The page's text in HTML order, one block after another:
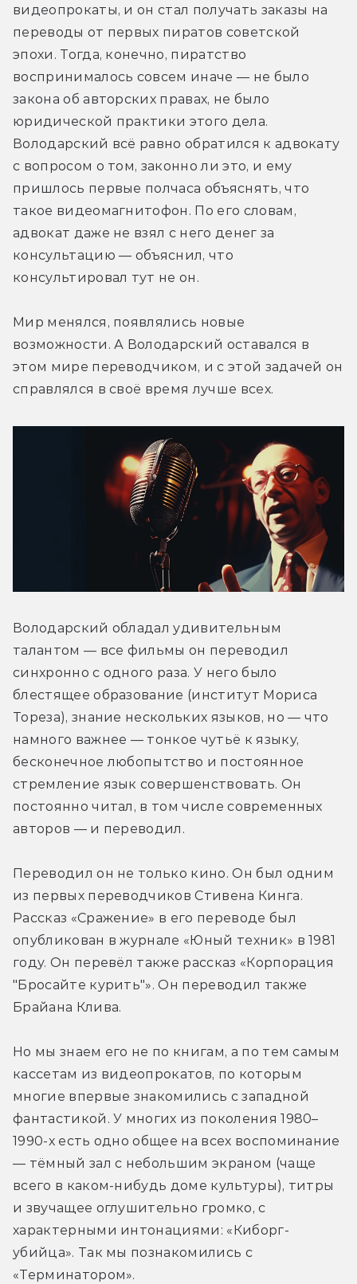
видеопрокаты, и он стал получать заказы на
переводы от первых пиратов советской
эпохи. Тогда, конечно, пиратство
воспринималось совсем иначе — не было
закона об авторских правах, не было
юридической практики этого дела.
Володарский всё равно обратился к адвокату
с вопросом о том, законно ли это, и ему
пришлось первые полчаса объяснять, что
такое видеомагнитофон. По его словам,
адвокат даже не взял с него денег за
консультацию — объяснил, что
консультировал тут не он.
Мир менялся, появлялись новые
возможности. А Володарский оставался в
этом мире переводчиком, и с этой задачей он
справлялся в своё время лучше всех.
Володарский обладал удивительным
талантом — все фильмы он переводил
синхронно с одного раза. У него было
блестящее образование (институт Мориса
Тореза), знание нескольких языков, но — что
намного важнее — тонкое чутьё к языку,
бесконечное любопытство и постоянное
стремление язык совершенствовать. Он
постоянно читал, в том числе современных
авторов — и переводил.
Переводил он не только кино. Он был одним
из первых переводчиков Стивена Кинга.
Рассказ «Сражение» в его переводе был
опубликован в журнале «Юный техник» в 1981
году. Он перевёл также рассказ «Корпорация
"Бросайте курить"». Он переводил также
Брайана Клива.
Но мы знаем его не по книгам, а по тем самым
кассетам из видеопрокатов, по которым
многие впервые знакомились с западной
фантастикой. У многих из поколения 1980–
1990-х есть одно общее на всех воспоминание
— тёмный зал с небольшим экраном (чаще
всего в каком-нибудь доме культуры), титры
и звучащее оглушительно громко, с
характерными интонациями: «Киборг-
убийца». Так мы познакомились с
«Терминатором».